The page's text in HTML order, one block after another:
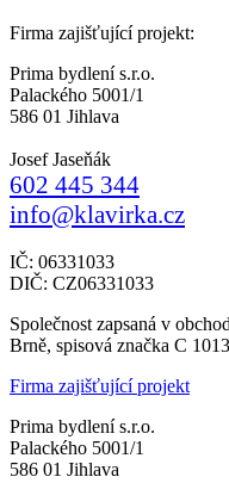
Firma zajišťující projekt:
Prima bydlení s.r.o.
Palackého 5001/1
586 01 Jihlava
Josef Jaseňák
602 445 344
info@klavirka.cz
IČ: 06331033
DIČ: CZ06331033
Společnost zapsaná v
Brně, spisová značka C
Firma zajišťující projekt
Prima bydlení s.r.o.
Palackého 5001/1
586 01 Jihlava